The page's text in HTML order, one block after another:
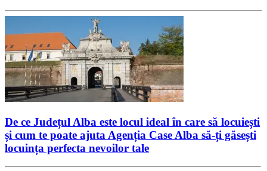
De ce Județul Alba este locul ideal în care să locuiești
și cum te poate ajuta Agenția Case Alba să-ți găsești
locuința perfecta nevoilor tale